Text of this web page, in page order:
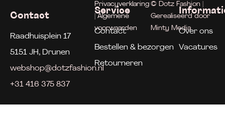
Contact
Raadhuisplein 17
5151 JH, Drunen
webshop@dotzfashion.nl
+31 416 375 837
Service
Contact
Bestellen & bezorgen
Retourneren
Over ons
Vacatures
Privacyverklaring
| Algemene
voorwaarden
© Dotz Fashion |
Gerealiseerd door
Minty Media